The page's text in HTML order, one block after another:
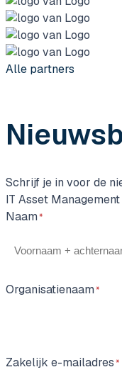
Alle partners
Schrijf je in voor de
IT Asset
Naam
Organisatienaam
Zakelijk e-mailadres